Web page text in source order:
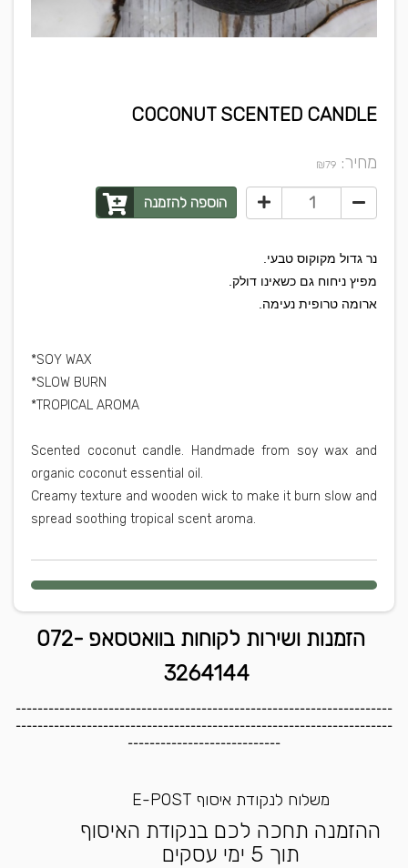
COCONUT SCENTED CANDLE
מחיר: ₪79
הוספה להזמנה
נר גדול מקוקוס טבעי.
מפיץ ניחוח גם כשאינו דולק.
ארומה טרופית נעימה.
*SOY WAX
*SLOW BURN
*TROPICAL AROMA
Scented coconut candle. Handmade from soy wax and
organic coconut essential oil.
Creamy texture and wooden wick to make it burn slow and
spread soothing tropical scent aroma.
הזמנות ושירות לקוחות בוואטסאפ 072-
3264144
---------------------------------------------------------------------
---------------------------------------------------------------------
----------------------------
משלוח לנקודת איסוף E-POST
ההזמנה תחכה לכם בנקודת האיסוף
תוך 5 ימי עסקים